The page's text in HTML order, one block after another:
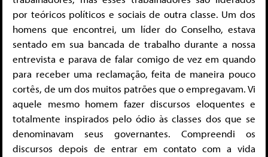
por teóricos políticos e sociais de outra classe. Um dos
homens que encontrei, um líder do Conselho, estava
sentado em sua bancada de trabalho durante a nossa
entrevista e parava de falar comigo de vez em quando
para receber uma reclamação, feita de maneira pouco
cortês, de um dos muitos patrões que o empregavam. Vi
aquele mesmo homem fazer discursos eloquentes e
totalmente inspirados pelo ódio às classes dos que se
denominavam seus governantes. Compreendi os
discursos depois de entrar em contato com a vida